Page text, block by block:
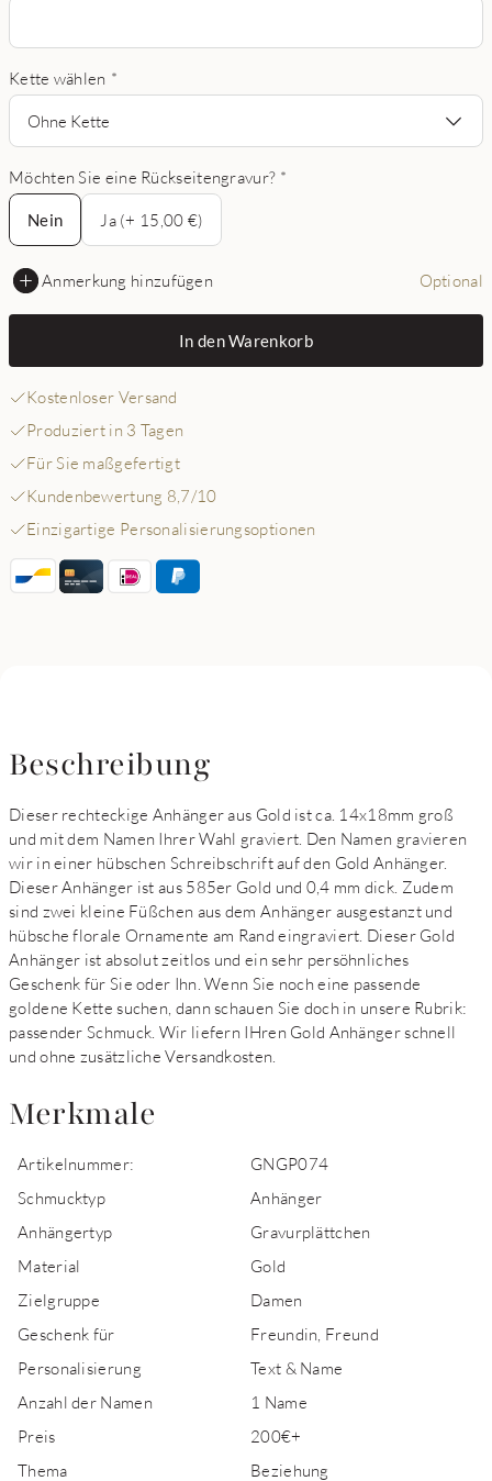
Kette wählen *
Ohne Kette
Möchten Sie eine Rückseitengravur? *
Nein
Nein
Ja (+ 15,00 €)
Anmerkung hinzufügen Optional
In den Warenkorb
Kostenloser Versand
Produziert in 3 Tagen
Für Sie maßgefertigt
Kundenbewertung 8,7/10
Einzigartige Personalisierungsoptionen
Beschreibung
Dieser rechteckige Anhänger aus Gold ist ca. 14x18mm groß
und mit dem Namen Ihrer Wahl graviert. Den Namen gravieren
wir in einer hübschen Schreibschrift auf den Gold Anhänger.
Dieser Anhänger ist aus 585er Gold und 0,4 mm dick. Zudem
sind zwei kleine Füßchen aus dem Anhänger ausgestanzt und
hübsche florale Ornamente am Rand eingraviert. Dieser Gold
Anhänger ist absolut zeitlos und ein sehr persöhnliches
Geschenk für Sie oder Ihn. Wenn Sie noch eine passende
goldene Kette suchen, dann schauen Sie doch in unsere Rubrik:
passender Schmuck. Wir liefern IHren Gold Anhänger schnell
und ohne zusätzliche Versandkosten.
Merkmale
Artikelnummer:
GNGP074
Schmucktyp
Anhänger
Anhängertyp
Gravurplättchen
Material
Gold
Zielgruppe
Damen
Geschenk für
Freundin, Freund
Personalisierung
Text & Name
Anzahl der Namen
1 Name
Preis
200€+
Thema
Beziehung